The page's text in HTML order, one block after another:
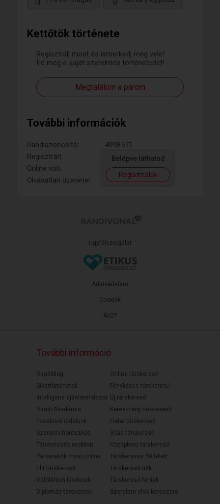
Kettőtök története
Regisztrálj most és ismerkedj meg vele!
Írd meg a saját szerelmes történetedet!
Megtalálom a párom
További információk
Randiazonosító:
4998571
Regisztrált:
Online volt:
Olvasatlan üzenetei:
Belépve láthatod
Regisztrálok
Ügyfélszolgálat
ÁSZF
Adatvédelem
Cookiek
További információ
Randiblog
Sikertörténetek
Intelligens ajánlórendszer
Randi Akadémia
Facebook oldalunk
Szerelmi horoszkóp
Társkeresés mobilon
Párkeresők most online
Elit társkereső
Válófélben lévőknek
Diplomás társkereső
Online társkereső
Fényképes társkereső
Új társkereső
Keresztény társkereső
Fiatal társkereső
30as társkereső
Középkorú társkereső
Társkeresés 50 felett
Társkereső nők
Társkereső férfiak
Szerelem első keresésre